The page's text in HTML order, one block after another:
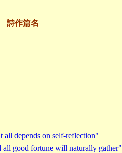
詩作篇名
depends on self-reflection"
good fortune will naturally gather"